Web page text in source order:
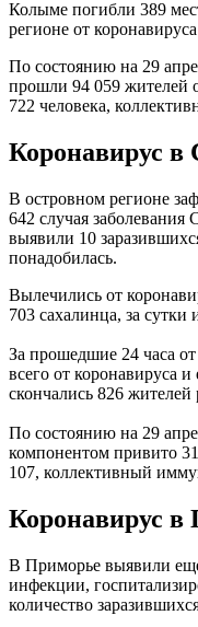
Колыме погибли 389
регионе от
По состоянию на 29
прошли 94 059 жителей
722 человека,
Коронавирус в
В островном регионе
642 случая
выявили 10
понадобилась.
Вылечились от
703 сахалинца, за
За прошедшие 24 часа
всего от коронавируса и
скончались 826 жителей
По состоянию на 29
компонентом привито
107, коллективный
Коронавирус в
В Приморье выявили
инфекции,
количество